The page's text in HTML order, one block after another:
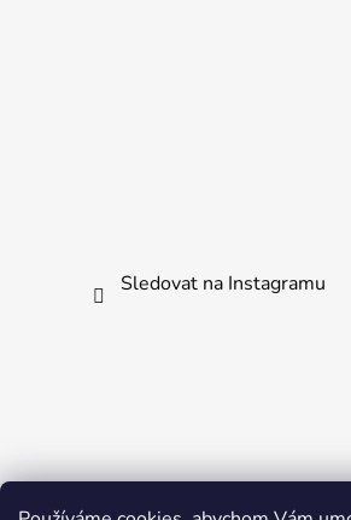
Sledovat na Instagramu